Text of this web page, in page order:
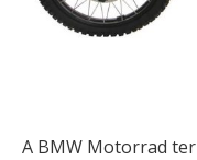
A BMW Motorrad